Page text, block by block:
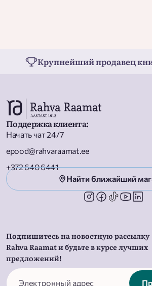
Крупнейший продавец
Поддержка клиента:
Начать чат 24/7
epood@rahvaraamat.ee
+372 640 6441
Найти ближайший
Подпишитесь на новостную рассылку
Rahva Raamat и будьте в курсе лучших
предложений!